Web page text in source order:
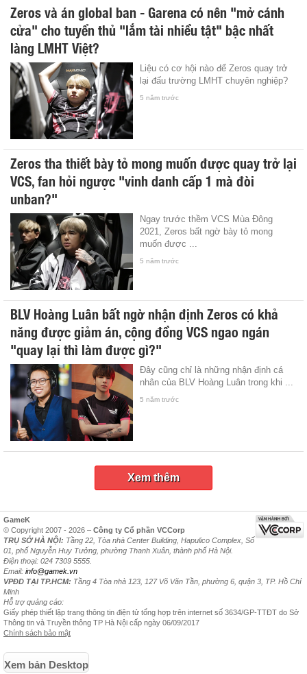
Zeros và án global ban - Garena có nên "mở cánh
cửa" cho tuyển thủ "lắm tài nhiều tật" bậc nhất
làng LMHT Việt?
Liệu có cơ hội nào để Zeros quay trở
lại đấu trường LMHT chuyên nghiệp?
5 năm trước
Zeros tha thiết bày tỏ mong muốn được quay trở lại
VCS, fan hỏi ngược "vinh danh cấp 1 mà đòi
unban?"
Ngay trước thềm VCS Mùa Đông
2021, Zeros bất ngờ bày tỏ mong
muốn được ...
5 năm trước
BLV Hoàng Luân bất ngờ nhận định Zeros có khả
năng được giảm án, cộng đồng VCS ngao ngán
"quay lại thì làm được gì?"
Đây cũng chỉ là những nhận định cá
nhân của BLV Hoàng Luân trong khi ...
5 năm trước
Xem thêm
GameK
© Copyright 2007 - 2026 – Công ty Cổ phần VCCorp
TRỤ SỞ HÀ NỘI: Tầng 22, Tòa nhà Center Building, Hapulico Complex, Số
01, phố Nguyễn Huy Tưởng, phường Thanh Xuân, thành phố Hà Nội.
Điện thoại: 024 7309 5555.
Email: info@gamek.vn
VPĐD TẠI TP.HCM: Tầng 4 Tòa nhà 123, 127 Võ Văn Tần, phường 6, quận 3, TP. Hồ Chí
Minh
Hỗ trợ quảng cáo:
Giấy phép thiết lập trang thông tin điện tử tổng hợp trên internet số 3634/GP-TTĐT do Sở
Thông tin và Truyền thông TP Hà Nội cấp ngày 06/09/2017
Chính sách bảo mật
Xem bản Desktop